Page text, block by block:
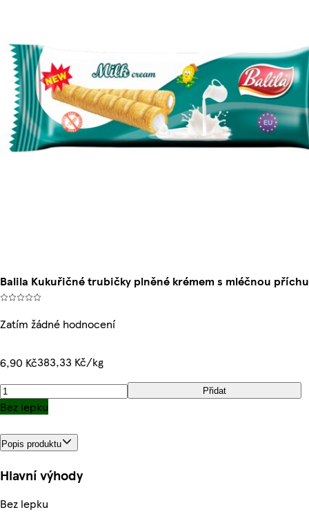
Balila Kukuřičné trubičky plněné krémem s mléčnou
Zatím žádné hodnocení
6,90 Kč383,33 Kč/kg
Přidat
Bez lepku
Popis produktu
Hlavní výhody
Bez lepku